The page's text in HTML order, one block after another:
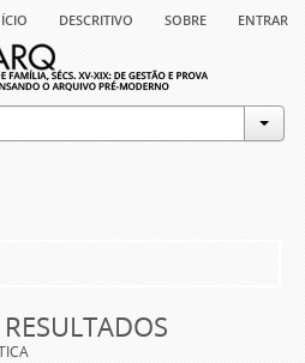
descritivo sobre entrar